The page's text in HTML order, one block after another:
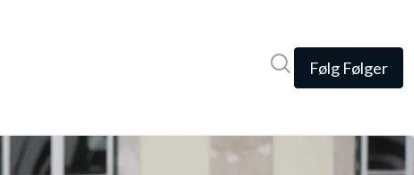
Følg Følger